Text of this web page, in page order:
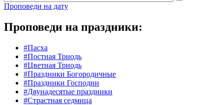
Проповеди на дату
Проповеди на праздники:
#Пасха
#Постная Триодь
#Цветная Триодь
#Праздники Богородичные
#Праздники Господни
#Двунадесятые праздники
#Страстная седмица